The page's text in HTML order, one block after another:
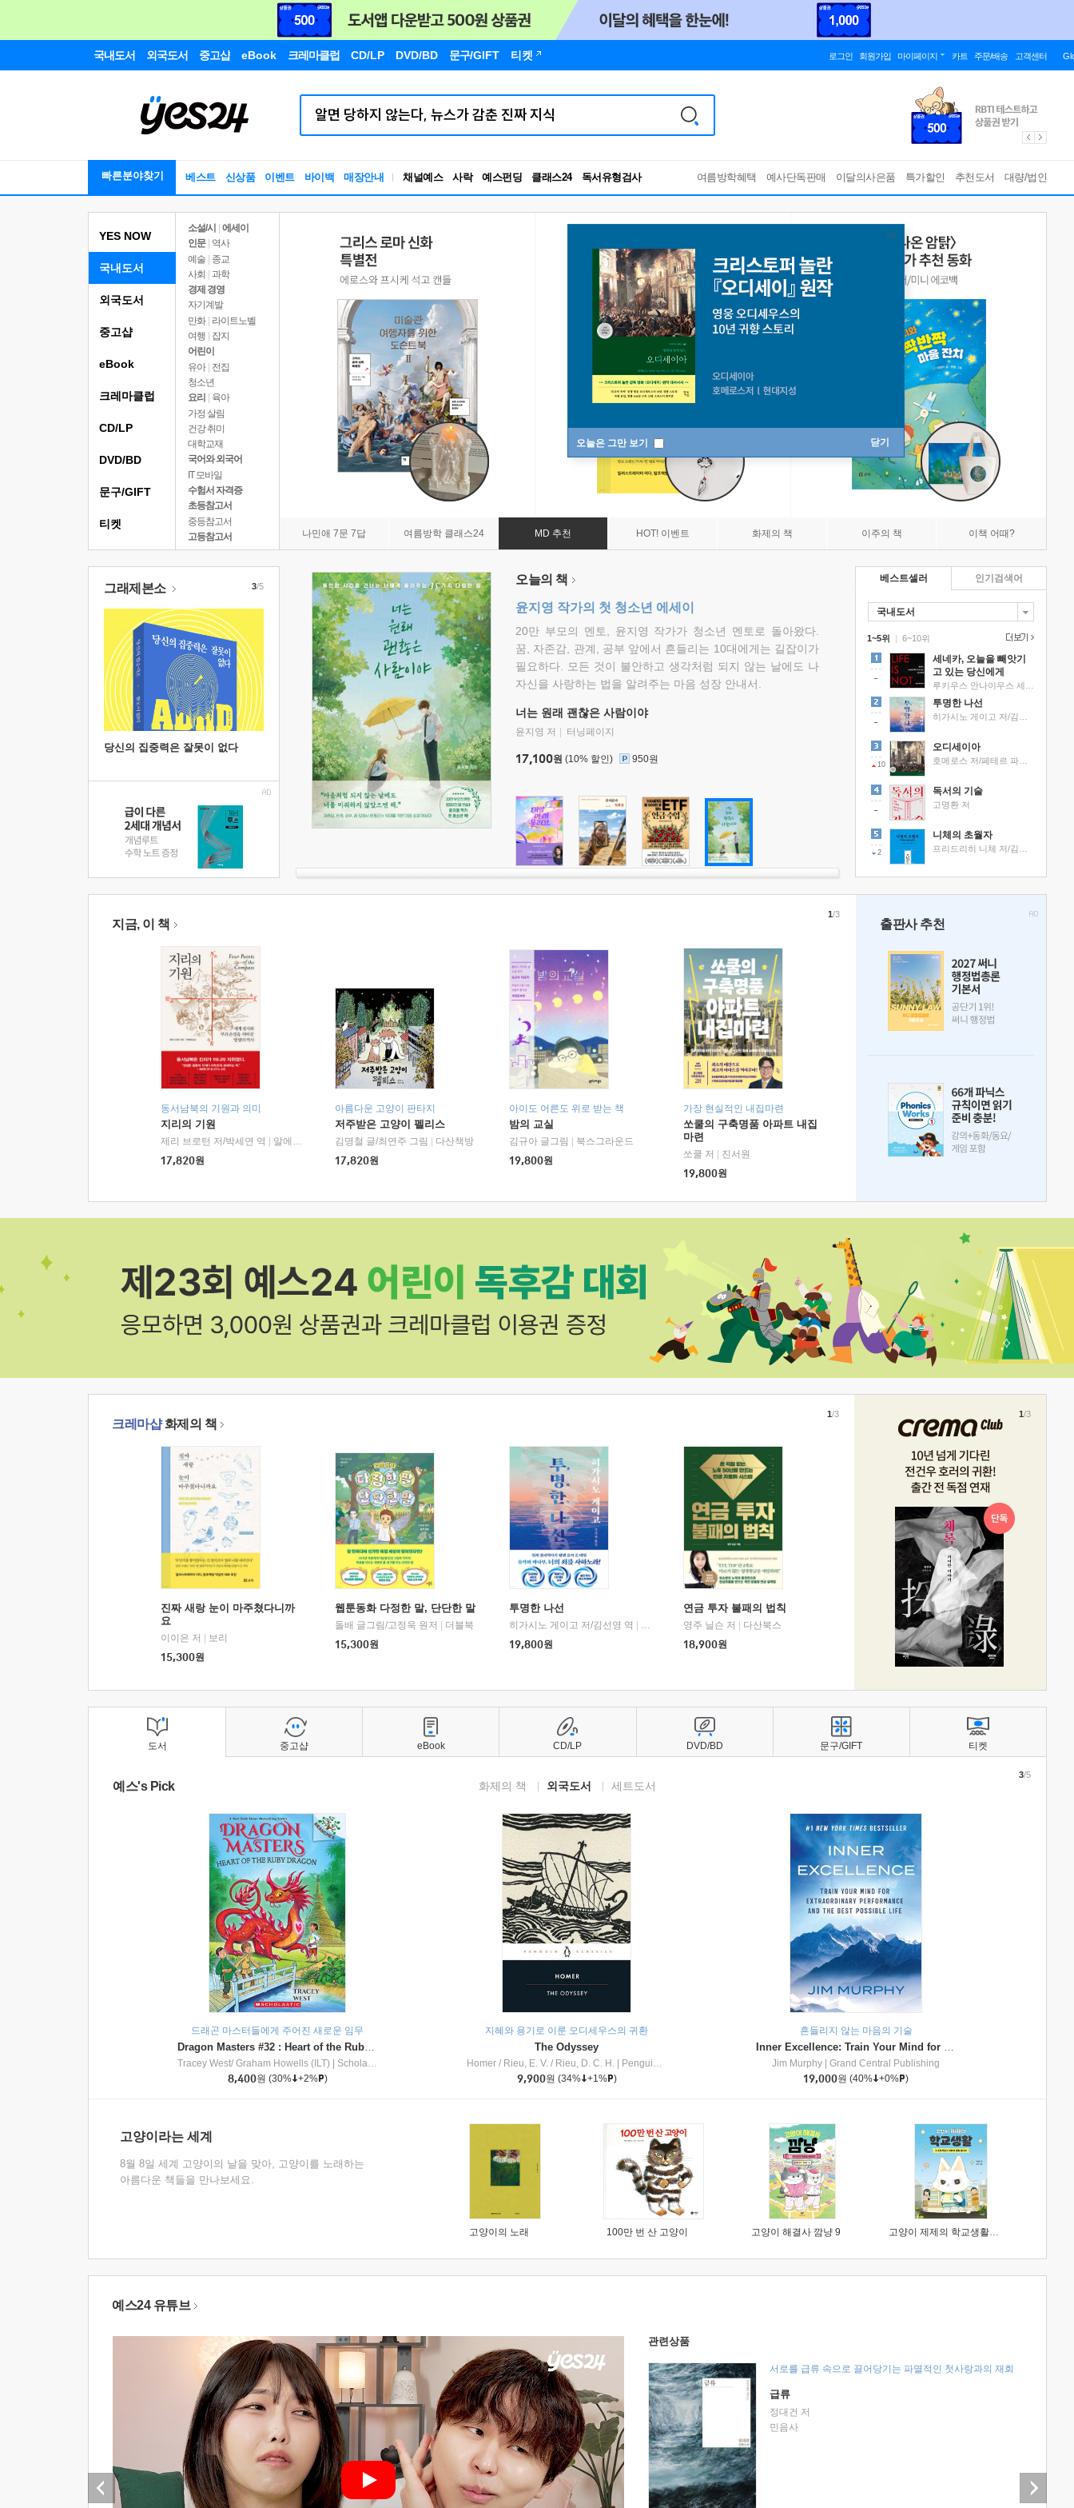
국내도서 외국도서 중고샵 eBook 크레마클럽 CD/LP DVD/BD 문구/GIFT 티켓 로그인 회원가입 마이페이지 카트 주문/배송 고객센터
빠른분야찾기 베스트 신상품 이벤트 바이백 매장안내 채널예스 사락 예스펀딩 클래스24
RBTI Lab
독서유형검사
여름방학혜택 예사단독판매 이달의사은품 특가할인 추천도서 대량/법인
오늘은 그만 보기 닫기
YES NOW
국내도서
소설/시
에세이
인문
역사
예술 | 종교
사회 | 과학
경제 경영
자기계발
만화 | 라이트노벨
여행
잡지
어린이
유아 | 전집
청소년
요리
육아
가정 살림
건강 취미
대학교재
국어와 외국어
IT 모바일
수험서 자격증
초등참고서
중등참고서
고등참고서
나민애 7문 7답 여름방학 클래스24 MD 추천 HOT! 이벤트 화제의 책 이주의 책 이책 어때?
외국도서
중고샵
eBook
크레마클럽
CD/LP
DVD/BD
문구/GIFT
티켓
그래제본소
당신의 집중력은 잘못이 없다
3/5 오늘의 책
윤지영 작가의 첫 청소년 에세이
20만 부모의 멘토, 윤지영 작가가 청소년 멘토로 돌아왔다.
꿈, 자존감, 관계, 공부 앞에서 흔들리는 10대에게는 길잡이가
필요하다. 모든 것이 불안하고 생각처럼 되지 않는 날에도 나
자신을 사랑하는 법을 알려주는 마음 성장 안내서.
너는 원래 괜찮은 사람이야
윤지영 저 터닝페이지
17,100원 (10% 할인) 950원
베스트셀러
국내도서
1~5위 |
세네카, 오늘을 빼앗기
고 있는 당신에게
투명한 나선
10
오디세이아
독서의 기술
고명환 저
2
니체의 초월자
6~10위
인기검색어
지금, 이 책
동서남북의 기원과 의미
지리의 기원
제리 브로턴 저/박세연 역
알에이치코리아(RHK)
17,820원
아름다운 고양이 판타지
저주받은 고양이 펠리스
김명철 글/최연주 그림
다산책방
17,820원
아이도 어른도 위로 받는 책
밤의 교실
김규아 글그림
북스그라운드
19,800원
가장 현실적인 내집마련
쏘쿨의 구축명품 아파트 내집
마련
쏘쿨 저
진서원
19,800원
1/3
출판사 추천
크레마샵화제의 책
진짜 새랑 눈이 마주쳤다니까
요
이이은 저
보리
15,300원
웹툰동화 다정한 말, 단단한 말
돌배 글그림/고정욱 원저
더블북
15,300원
투명한 나선
히가시노 게이고 저/김선영 역
북다
19,800원
연금 투자 불패의 법칙
영주 닐슨 저
다산북스
18,900원
1/3 1/3
도서
예스's Pick 화제의 책 외국도서 세트도서
드래곤 마스터들에게 주어진 새로운 임무
Dragon Masters #32 : Heart of the Ruby Dragon (A Branches Book)
Tracey West/ Graham Howells (ILT)
Scholastic Inc
8,400원 (30% +2% )
지혜와 용기로 이룬 오디세우스의 귀환
The Odyssey
Homer / Rieu, E. V. / Rieu, D. C. H.
Penguin Group
9,900원 (34% +1% )
흔들리지 않는 마음의 기술
Inner Excellence: Train Your Mind for Extraordinary Performance and the Best Possible Life
Jim Murphy
Grand Central Publishing
19,000원 (40% +0% )
3/5
고양이라는 세계
8월 8일 세계 고양이의 날을 맞아, 고양이를 노래하는
아름다운 책들을 만나보세요.
고양이의 노래 100만 번 산 고양이 고양이 해결사 깜냥 9 고양이 제제의 학교생활 1 : 초등학생이 이렇게 힘들 줄이야
중고샵 eBook CD/LP DVD/BD 문구/GIFT 티켓
예스24 유튜브
관련상품
서로를 급류 속으로 끌어당기는 파멸적인 첫사랑과의 재회
급류
정대건 저
민음사